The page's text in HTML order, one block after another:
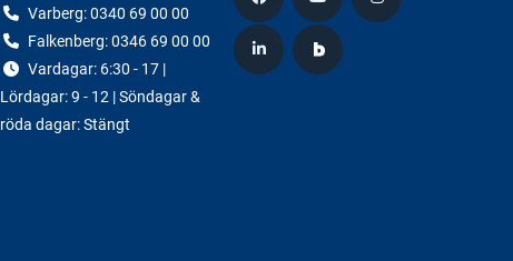
Varberg:0340 69 00 00
Falkenberg:0346 69 00 00
Vardagar: 6:30 - 17 |
Lördagar: 9 - 12 | Söndagar &
röda dagar: Stängt